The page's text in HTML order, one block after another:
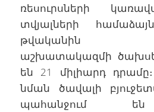
ռեսուրսների
տվյալների
թվականին
աշխատակազմի
են 21 միլիարդ
նման ծավալի
պահանջում